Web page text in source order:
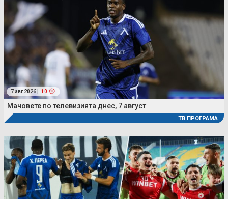
7 авг 2026 | 10
Мачовете по телевизията днес, 7 август
ТВ ПРОГРАМА